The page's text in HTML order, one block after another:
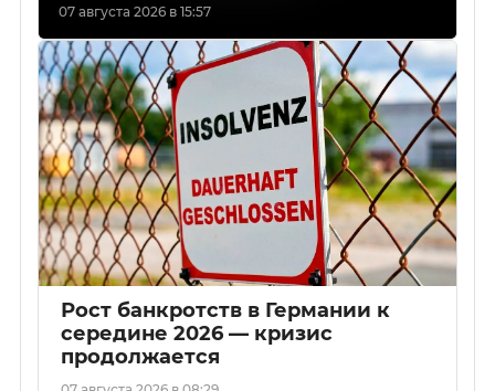
07 августа 2026 в 15:57
Рост банкротств в Германии к
середине 2026 — кризис
продолжается